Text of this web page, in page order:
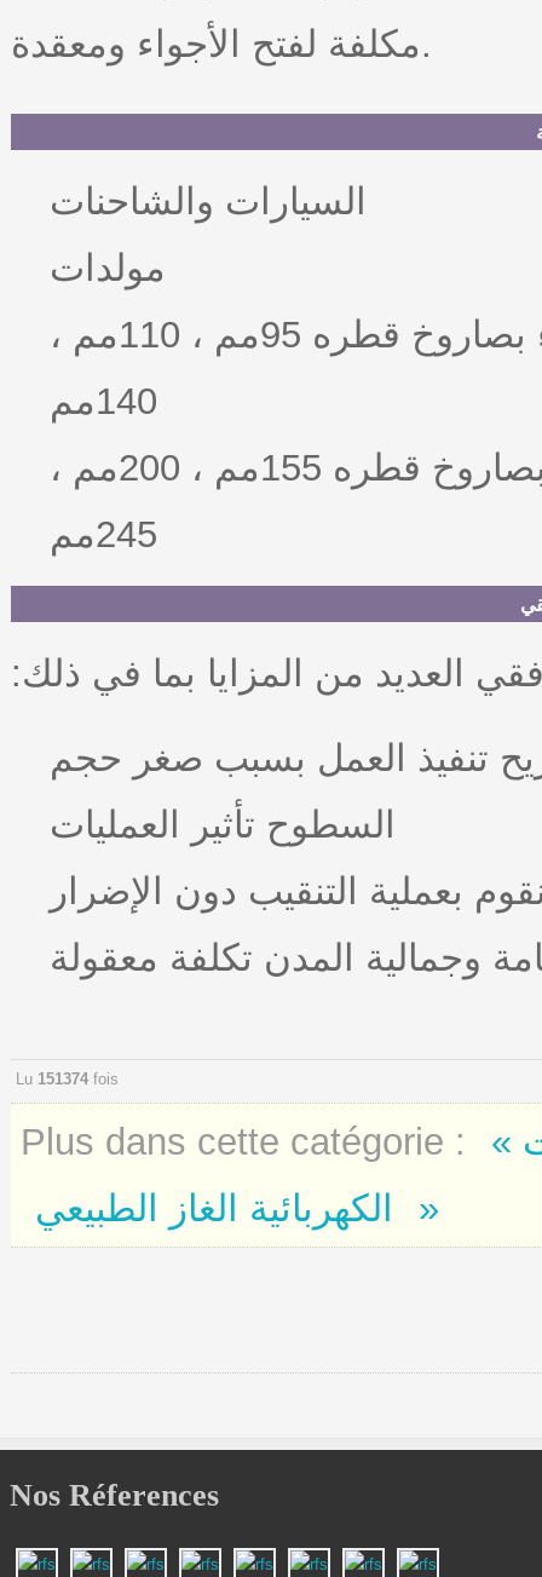
مكلفة لفتح الأجواء ومعقدة.
السيارات والشاحنات
مولدات
وحدةالحفر عن طريق ضغط الهواء بصاروخ قطره 95مم ، 110مم ،
140مم
وحدةالحفر عن طريق ضغط الهواء بصاروخ قطره 155مم ، 200مم ،
245مم
العديد من المزايا بما في ذلك
تنفيذ العمل بسبب صغر حجم
السطوح تأثير العمليات
بعملية التنقيب دون الإضرار
وجمالية المدن تكلفة معقولة
Lu 151374 fois
Plus dans cette catégorie :
« وضع المحولات : تثبيت المحولات
الكهربائية
الغاز الطبيعي »
Nos Réferences